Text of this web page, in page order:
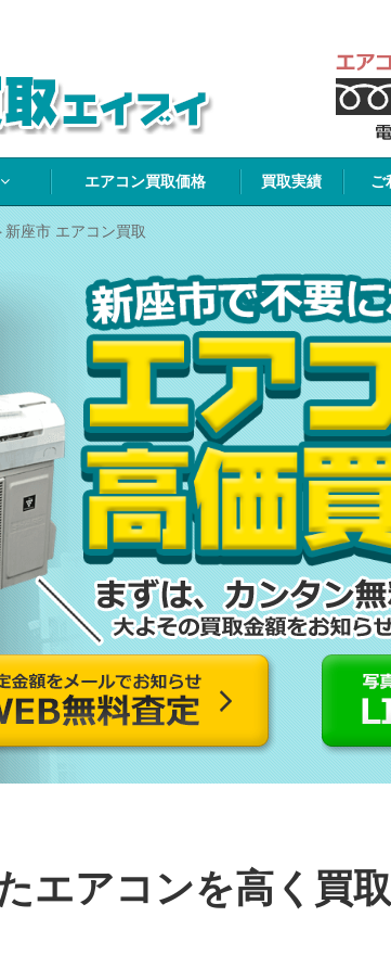
イブイ
エアコン買取価格 買取実績 ご
新座市 エアコン買取
エアコンを高く買